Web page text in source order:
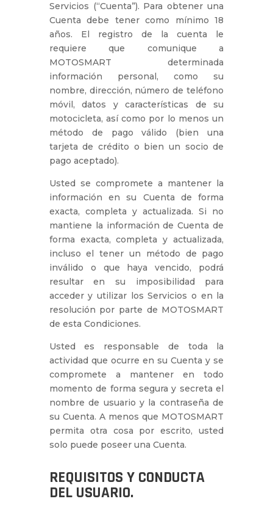
Servicios (“Cuenta”). Para obtener una
Cuenta debe tener como mínimo 18
años. El registro de la cuenta le
requiere que comunique a
MOTOSMART determinada
información personal, como su
nombre, dirección, número de teléfono
móvil, datos y características de su
motocicleta, así como por lo menos un
método de pago válido (bien una
tarjeta de crédito o bien un socio de
pago aceptado).
Usted se compromete a mantener la
información en su Cuenta de forma
exacta, completa y actualizada. Si no
mantiene la información de Cuenta de
forma exacta, completa y actualizada,
incluso el tener un método de pago
inválido o que haya vencido, podrá
resultar en su imposibilidad para
acceder y utilizar los Servicios o en la
resolución por parte de MOTOSMART
de esta Condiciones.
Usted es responsable de toda la
actividad que ocurre en su Cuenta y se
compromete a mantener en todo
momento de forma segura y secreta el
nombre de usuario y la contraseña de
su Cuenta. A menos que MOTOSMART
permita otra cosa por escrito, usted
solo puede poseer una Cuenta.
REQUISITOS Y CONDUCTA
DEL USUARIO.